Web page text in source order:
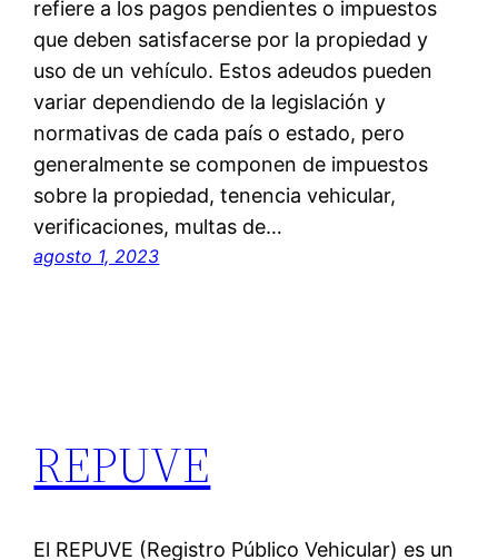
refiere a los pagos pendientes o impuestos
que deben satisfacerse por la propiedad y
uso de un vehículo. Estos adeudos pueden
variar dependiendo de la legislación y
normativas de cada país o estado, pero
generalmente se componen de impuestos
sobre la propiedad, tenencia vehicular,
verificaciones, multas de…
agosto 1, 2023
REPUVE
El REPUVE (Registro Público Vehicular) es un